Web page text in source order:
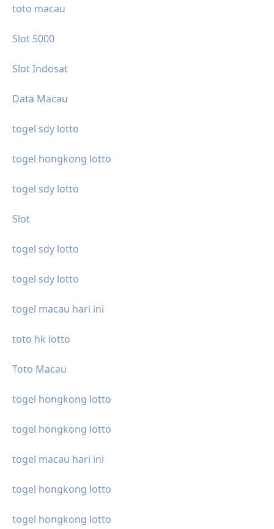
toto macau
Slot 5000
Slot Indosat
Data Macau
togel sdy lotto
togel hongkong lotto
togel sdy lotto
Slot
togel sdy lotto
togel sdy lotto
togel macau hari ini
toto hk lotto
Toto Macau
togel hongkong lotto
togel hongkong lotto
togel macau hari ini
togel hongkong lotto
togel hongkong lotto